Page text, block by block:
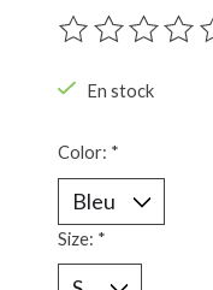
Ce produit est
En stock
Color: *
Size: *